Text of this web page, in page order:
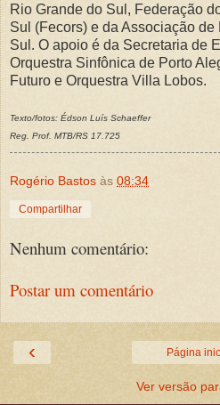
Rio Grande do Sul, Federação
Sul (Fecors) e da Associação
Sul. O apoio é da Secretaria de
Orquestra Sinfônica de Porto
Futuro e Orquestra Villa Lobos.
Texto/fotos: Édson Luís Schaeffer
Reg. Prof. MTB/RS 17.725
Rogério Bastos às 08:34
Compartilhar
Nenhum comentário:
Postar um comentário
‹ Página
Ver versão